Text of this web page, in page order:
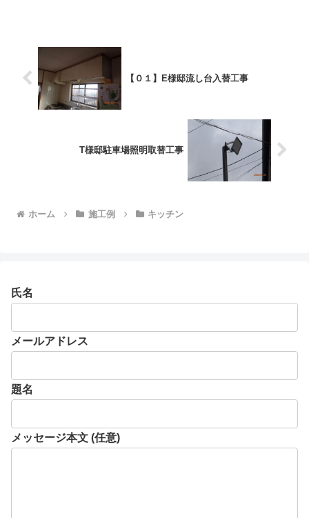
【０１】E様邸流し台入替工事
T様邸駐車場照明取替工事
ホーム 施工例 キッチン
氏名
メールアドレス
題名
メッセージ本文 (任意)